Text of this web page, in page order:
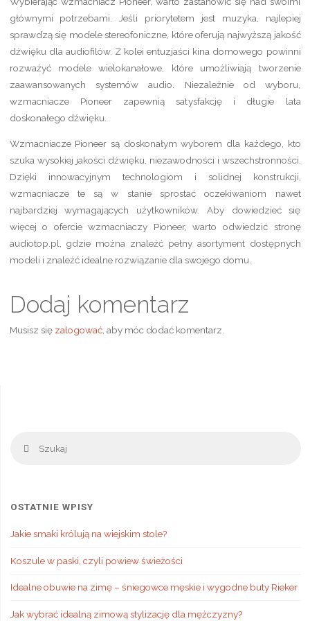
głównymi potrzebami. Jeśli priorytetem jest muzyka, najlepiej
sprawdzą się modele stereofoniczne, które oferują najwyższą jakość
dźwięku dla audiofilów. Z kolei entuzjaści kina domowego powinni
rozważyć modele wielokanałowe, które umożliwiają tworzenie
zaawansowanych systemów audio. Niezależnie od wyboru,
wzmacniacze Pioneer zapewnią satysfakcję i długie lata
doskonałego dźwięku.
Wzmacniacze Pioneer są doskonałym wyborem dla każdego, kto
szuka wysokiej jakości dźwięku, niezawodności i wszechstronności.
Dzięki innowacyjnym technologiom i solidnej konstrukcji,
wzmacniacze te są w stanie sprostać oczekiwaniom nawet
najbardziej wymagających użytkowników. Aby dowiedzieć się
więcej o ofercie wzmacniaczy Pioneer, warto odwiedzić stronę
audiotop.pl, gdzie można znaleźć pełny asortyment dostępnych
modeli i znaleźć idealne rozwiązanie dla swojego domu.
Dodaj komentarz
Musisz się zalogować, aby móc dodać komentarz.
Szukaj
OSTATNIE WPISY
Jakie smaki królują na wiejskim stole?
Koszule w paski, czyli powiew świeżości
Idealne obuwie na zimę – śniegowce męskie i wygodne buty Rieker
Jak wybrać idealną zimową stylizację dla mężczyzny?